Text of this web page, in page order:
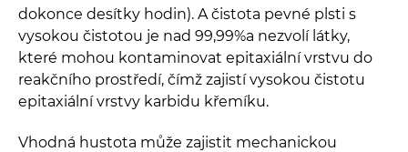
dokonce desítky hodin). A čistota pevné plsti s
vysokou čistotou je nad 99,99%a nezvolí látky,
které mohou kontaminovat epitaxiální vrstvu do
reakčního prostředí, čímž zajistí vysokou čistotu
epitaxiální vrstvy karbidu křemíku.
Vhodná hustota může zajistit mechanickou